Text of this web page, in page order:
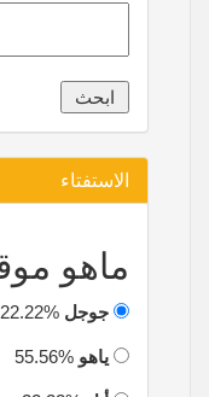
الاستفتاء
ماهو
جوجل22.22%
ياهو55.56%